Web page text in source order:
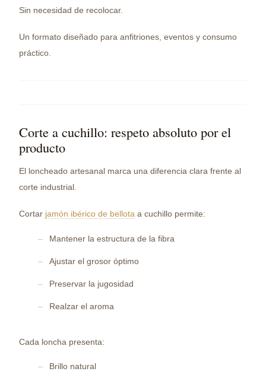
Sin necesidad de recolocar.
Un formato diseñado para anfitriones, eventos y consumo
práctico.
Corte a cuchillo: respeto absoluto por el
producto
El loncheado artesanal marca una diferencia clara frente al
corte industrial.
Cortar jamón ibérico de bellota a cuchillo permite:
Mantener la estructura de la fibra
Ajustar el grosor óptimo
Preservar la jugosidad
Realzar el aroma
Cada loncha presenta:
Brillo natural